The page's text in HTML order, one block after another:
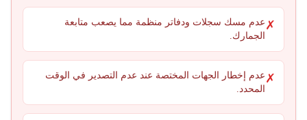
✗ عدم مسك سجلات ودفاتر منظمة مما يصعب متابعة
الجمارك.
✗ عدم إخطار الجهات المختصة عند عدم التصدير في الوقت
المحدد.